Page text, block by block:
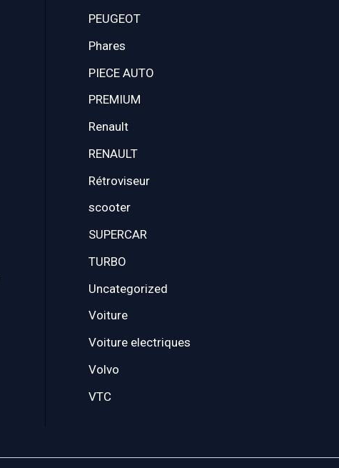
PEUGEOT
Phares
PIECE AUTO
PREMIUM
Renault
RENAULT
Rétroviseur
scooter
SUPERCAR
TURBO
Uncategorized
Voiture
Voiture electriques
Volvo
VTC